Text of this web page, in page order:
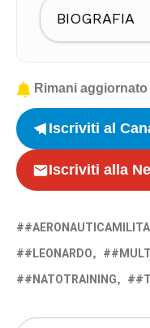
BIOGRAFIA
Rimani aggiornato
Iscriviti al
Iscriviti alla
#LEONARDO
#NATOTRAINING